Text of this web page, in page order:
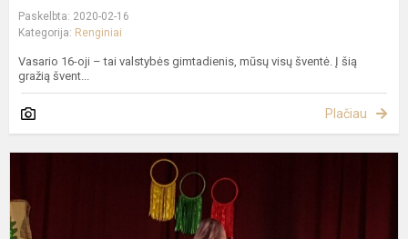
Paskelbta: 2020-02-16
Kategorija: Renginiai
Vasario 16-oji – tai valstybės gimtadienis, mūsų visų šventė. Į šią
gražią švent...
Plačiau